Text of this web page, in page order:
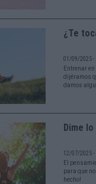
¿Te
01/09/2025 -
Entrenar
dijéramos
damos
Dime
12/07/2025 -
El
para que
hecho!